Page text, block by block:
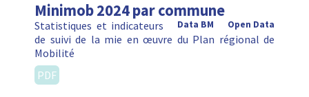
Minimob 2024 par commune
Open Data
Data BM
Statistiques et indicateurs
de suivi de la mie en œuvre du Plan régional de
Mobilité
PDF